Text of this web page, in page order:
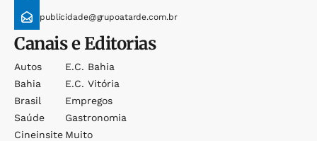
publicidade@grupoatarde.com.br
Canais e Editorias
Autos
Bahia
Brasil
Saúde
Cineinsite
E.c. Bahia
E.c. Vitória
Empregos
Gastronomia
Muito